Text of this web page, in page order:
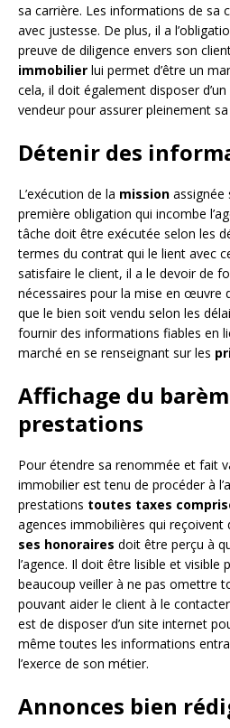
sa carrière. Les informations de sa
avec justesse. De plus, il a
preuve de diligence envers son
immobilier lui permet d’être un
cela, il doit également disposer d’un
vendeur pour assurer pleinement
Détenir des
L’exécution de la mission assignée
première obligation qui incombe
tâche doit être exécutée selon les
termes du contrat qui le lient avec
satisfaire le client, il a le devoir de
nécessaires pour la mise en œuvre
que le bien soit vendu selon les
fournir des informations fiables en
marché en se renseignant sur les
Affichage du
prestations
Pour étendre sa renommée et fait
immobilier est tenu de procéder à
prestations toutes taxes
agences immobilières qui reçoivent
ses honoraires doit être perçu à
l’agence. Il doit être lisible et visible
beaucoup veiller à ne pas omettre
pouvant aider le client à le
est de disposer d’un site internet
même toutes les informations
l’exerce de son métier.
Annonces bien